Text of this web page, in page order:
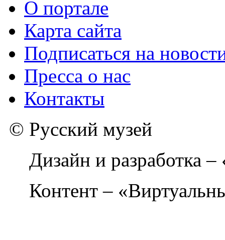
О портале
Карта сайта
Подписаться на
Пресса о нас
Контакты
© Русский музей
Дизайн и разработка
Контент –